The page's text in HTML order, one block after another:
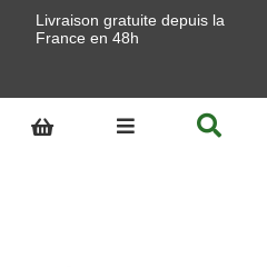
Livraison gratuite depuis la
France en 48h